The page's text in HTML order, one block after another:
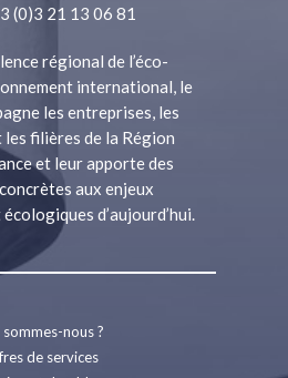
(0)3 21 13 06 81
régional de l’éco-
international, le
les entreprises, les
filières de la Région
et leur apporte des
aux enjeux
d’aujourd’hui.
nous ?
de services